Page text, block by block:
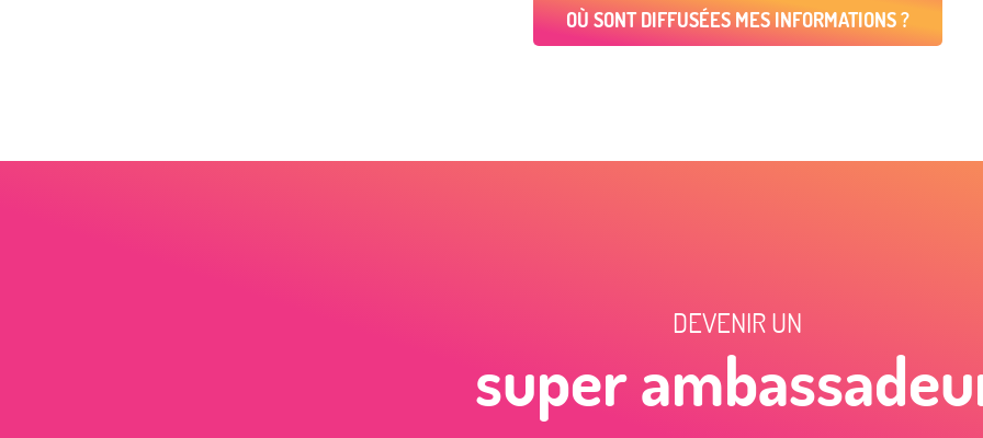
OÙ SONT DIFFUSÉES MES INFORMATIONS ?
DEVENIR UN
super